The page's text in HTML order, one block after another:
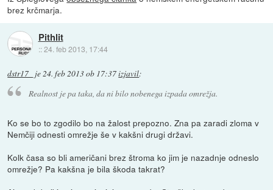
brez krčmarja.
Pithlit
::24. feb 2013, 17:44
dstr17_ je24. feb 2013 ob 17:37izjavil:
Realnost je pa taka, da ni bilo nobenega izpada omrežja.
Ko se bo to zgodilo bo na žalost prepozno. Zna pa zaradi zloma v
Nemčiji odnesti omrežje še v kakšni drugi državi.
Kolk časa so bli američani brez štroma ko jim je nazadnje odneslo
omrežje? Pa kakšna je bila škoda takrat?